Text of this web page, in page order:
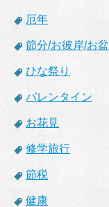
厄年
節分/お彼岸/お盆
ひな祭り
バレンタイン
お花見
修学旅行
節税
健康